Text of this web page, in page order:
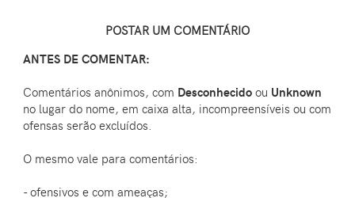
POSTAR UM COMENTÁRIO
ANTES DE COMENTAR:
Comentários anônimos, com Desconhecido ou Unknown
no lugar do nome, em caixa alta, incompreensíveis ou com
ofensas serão excluídos.
O mesmo vale para comentários:
- ofensivos e com ameaças;